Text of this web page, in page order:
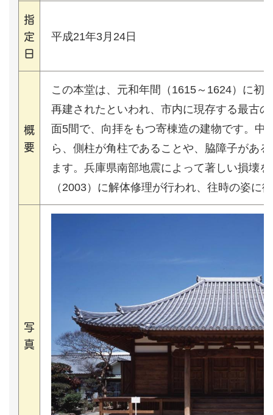
指
定
日
平成21年3月24日
概
要
この本堂は、元和年間（1615～1624）に初
再建されたといわれ、市内に現存する最古
面5間で、向拝をもつ寄棟造の建物です。中
ら、側柱が角柱であることや、脇障子があ
ます。兵庫県南部地震によって著しい損壊
（2003）に解体修理が行われ、往時の姿に
写
真